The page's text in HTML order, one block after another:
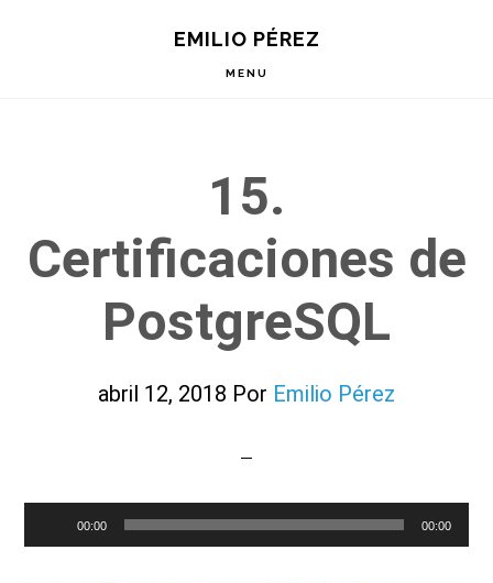
EMILIO PÉREZ
MENU
15.
Certificaciones de
PostgreSQL
abril 12, 2018 Por Emilio Pérez
Reproductor
de
00:00 00:00